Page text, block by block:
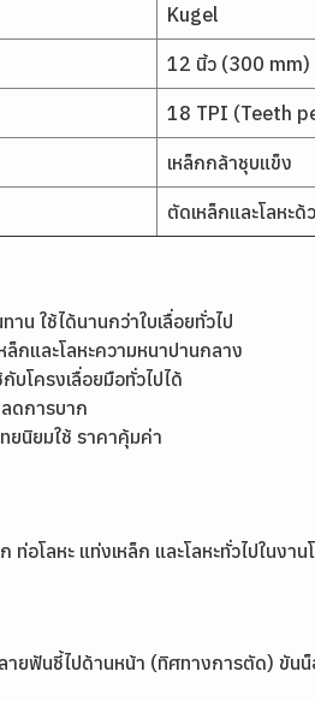
Kugel
12 นิ้ว (300 mm)
18 TPI (Teeth
เหล็กกล้าชุบแข็ง
ตัดเหล็กและโลหะด้
น ใช้ได้นานกว่าใบเลื่อยทั่วไป
กและโลหะความหนาปานกลาง
บโครงเลื่อยมือทั่วไปได้
ดการบาก
ยนิยมใช้ ราคาคุ้มค่า
ท่อโลหะ แท่งเหล็ก และโลหะทั่วไปในง
ลายฟันชี้ไปด้านหน้า (ทิศทางการตัด) ขั